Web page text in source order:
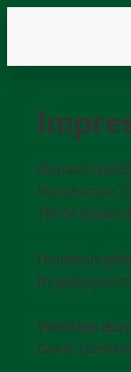
Manfred
Hauptstraße
76534 Baden-
Vertreten
Guido